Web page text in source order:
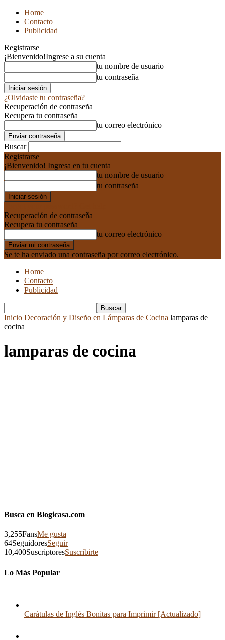
Home
Contacto
Publicidad
Registrarse
¡Bienvenido!Ingrese a su cuenta
tu nombre de usuario
tu contraseña
¿Olvidaste tu contraseña?
Recuperación de contraseña
Recupera tu contraseña
tu correo electrónico
Buscar
Registrarse
¡Bienvenido! Ingresa en tu cuenta
tu nombre de usuario
tu contraseña
Recuperación de contraseña
Recupera tu contraseña
tu correo electrónico
Se te ha enviado una contraseña por correo electrónico.
Home
Contacto
Publicidad
Inicio Decoración y Diseño en Lámparas de Cocina lamparas de
cocina
lamparas de cocina
Busca en Blogicasa.com
3,255FansMe gusta
64SeguidoresSeguir
10,400SuscriptoresSuscribirte
Lo Más Popular
Carátulas de Inglés Bonitas para Imprimir [Actualizado]